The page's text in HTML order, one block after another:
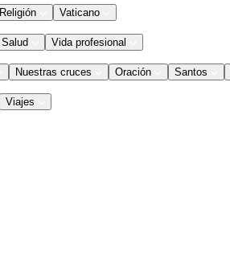
Religión Vaticano
Salud Vida profesional
Nuestras cruces Oración Santos
Viajes